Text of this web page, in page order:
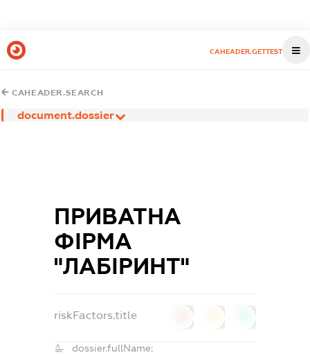
CAHEADER.GETTEST
CAHEADER.SEARCH
document.dossier
ПРИВАТНА
ФІРМА
"ЛАБІРИНТ"
riskFactors.title
dossier.fullName: